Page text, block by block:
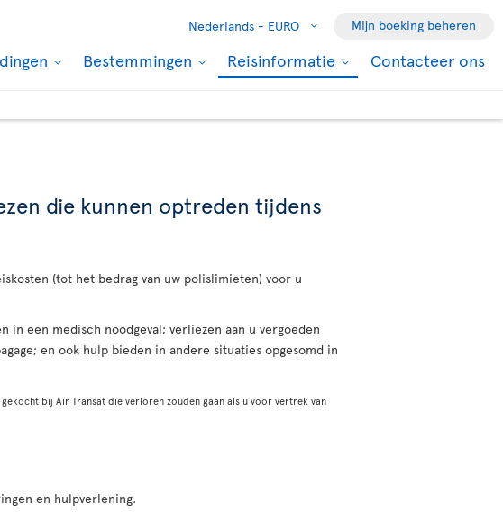
Nederlands - EURO Mijn boeking beheren
Bestemmingen Reisinformatie Contacteer ons
die kunnen optreden tijdens
(tot het bedrag van uw polislimieten) voor u
een medisch noodgeval; verliezen aan u vergoeden
en ook hulp bieden in andere situaties opgesomd in
bij Air Transat die verloren zouden gaan als u voor vertrek van
en hulpverlening.